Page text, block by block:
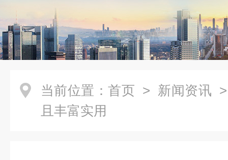
当前位置： 首页 > 新闻资讯
且丰富实用